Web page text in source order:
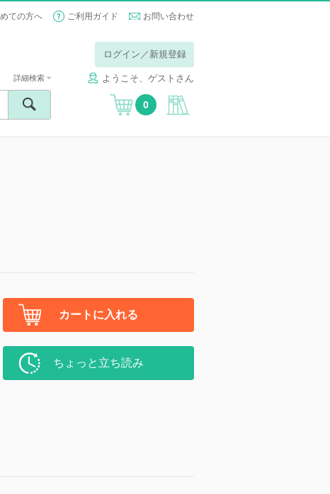
ての方へ ご利用ガイド お問い合わせ
ログイン／新規登録
ようこそ、ゲストさん
詳細検索
0
カートに入れる
ちょっと立ち読み